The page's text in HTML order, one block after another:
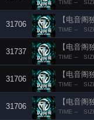
TIME --
31706
【电音
TIME --
31737
【电音
TIME --
31706
【电音
TIME --
31706
【电音
TIME --